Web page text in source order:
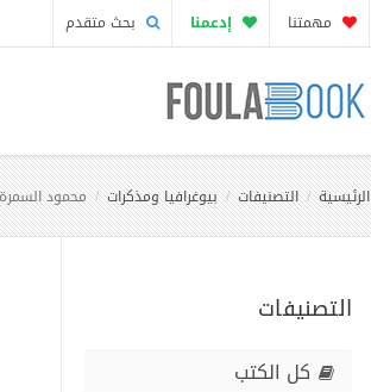
مهمتنا إدعمنا بحث متقدم
الرئيسية التصنيفات بيوغرافيا ومذكرات محمود
التصنيفات
كل الكتب